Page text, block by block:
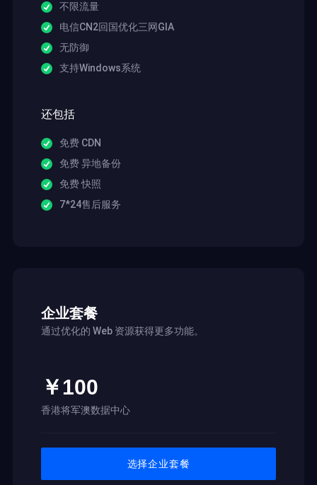
不限流量
电信CN2回国优化三网GIA
无防御
支持Windows系统
还包括
免费 CDN
免费 异地备份
免费 快照
7*24售后服务
企业套餐
通过优化的 Web 资源获得更多功能。
￥100
香港将军澳数据中心
选择企业套餐